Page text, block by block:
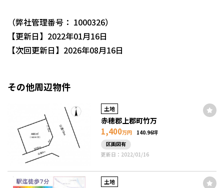
（弊社管理番号： 1000326）
【更新日】2022年01月16日
【次回更新日】2026年08月16日
その他周辺物件
土地
赤穂郡上郡町竹万
1,400万円
140.96坪
区画図有
更新日：2022/01/16
土地